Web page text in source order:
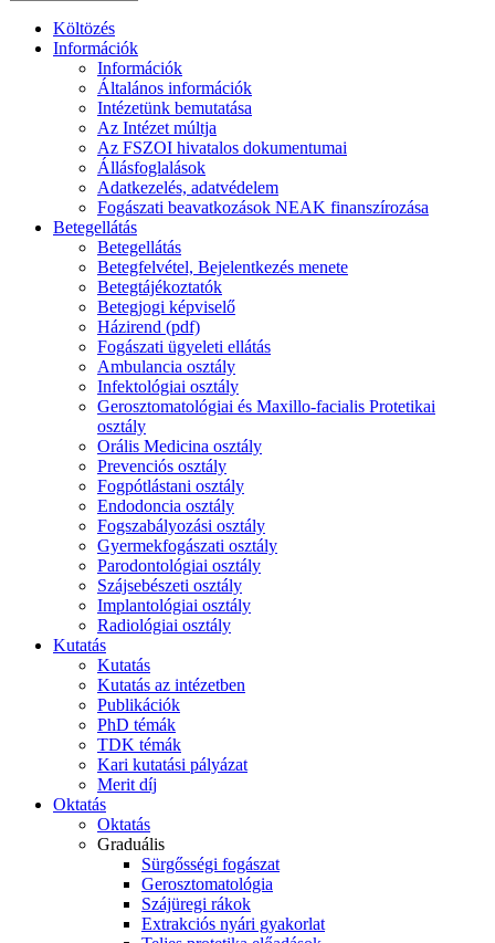
Költözés
Információk
Információk
Általános információk
Intézetünk bemutatása
Az Intézet múltja
Az FSZOI hivatalos dokumentumai
Állásfoglalások
Adatkezelés, adatvédelem
Fogászati beavatkozások NEAK finanszírozása
Betegellátás
Betegellátás
Betegfelvétel, Bejelentkezés menete
Betegtájékoztatók
Betegjogi képviselő
Házirend (pdf)
Fogászati ügyeleti ellátás
Ambulancia osztály
Infektológiai osztály
Gerosztomatológiai és Maxillo-facialis Protetikai
osztály
Orális Medicina osztály
Prevenciós osztály
Fogpótlástani osztály
Endodoncia osztály
Fogszabályozási osztály
Gyermekfogászati osztály
Parodontológiai osztály
Szájsebészeti osztály
Implantológiai osztály
Radiológiai osztály
Kutatás
Kutatás
Kutatás az intézetben
Publikációk
PhD témák
TDK témák
Kari kutatási pályázat
Merit díj
Oktatás
Oktatás
Graduális
Sürgősségi fogászat
Gerosztomatológia
Szájüregi rákok
Extrakciós nyári gyakorlat